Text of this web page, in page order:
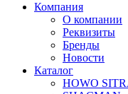
Компания
О компании
Реквизиты
Бренды
Новости
Каталог
HOWO